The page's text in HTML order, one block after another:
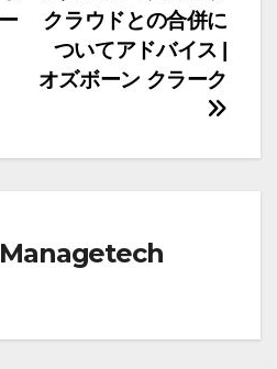
クラウドとの合併に
ついてアドバイス |
オズボーン クラーク
Managetech